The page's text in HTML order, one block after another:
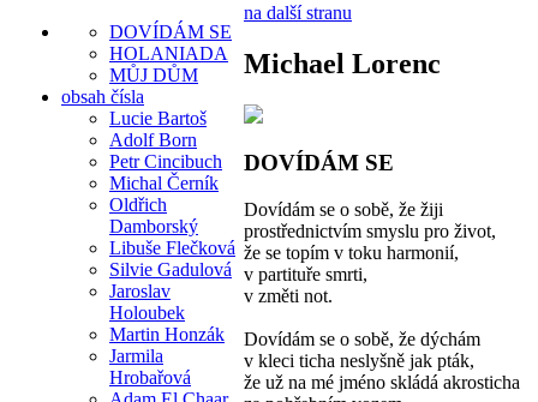
DOVÍDÁM SE
HOLANIADA
MŮJ DŮM
obsah čísla
Lucie Bartoš
Adolf Born
Petr Cincibuch
Michal Černík
Oldřich
Damborský
Libuše Flečková
Silvie Gadulová
Jaroslav
Holoubek
Martin Honzák
Jarmila
Hrobařová
na další stranu
Michael Lorenc
DOVÍDÁM SE
Dovídám se o sobě, že žiji
prostřednictvím smyslu pro život,
že se topím v toku harmonií,
v partituře smrti,
v změti not.
Dovídám se o sobě, že dýchám
v kleci ticha neslyšně jak pták,
že už na mé jméno skládá akrosticha